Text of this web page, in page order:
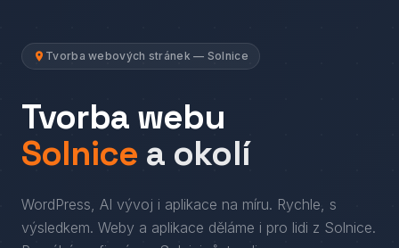
Tvorba webových stránek — Solnice
Tvorba webu
Solnice a okolí
WordPress, AI vývoj i aplikace na míru. Rychle, s
výsledkem. Weby a aplikace děláme i pro lidi z Solnice.